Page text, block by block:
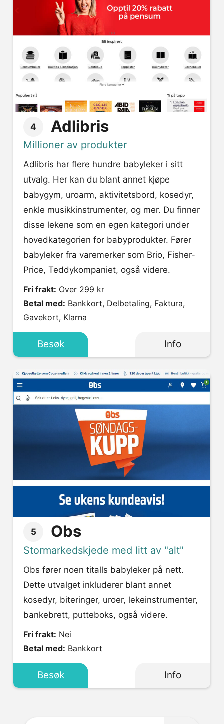
4 Adlibris
Millioner av produkter
Adlibris har flere hundre babyleker i sitt
utvalg. Her kan du blant annet kjøpe
babygym, uroarm, aktivitetsbord, kosedyr,
enkle musikkinstrumenter, og mer. Du finner
disse lekene som en egen kategori under
hovedkategorien for babyprodukter. Fører
babyleker fra varemerker som Brio, Fisher-
Price, Teddykompaniet, også videre.
Fri frakt: Over 299 kr
Betal med:
Gavekort, Klarna
Besøk Info
5 Obs
Stormarkedskjede med litt av "alt"
Obs fører noen titalls babyleker på nett.
Dette utvalget inkluderer blant annet
kosedyr, biteringer, uroer, lekeinstrumenter,
bankebrett, putteboks, også videre.
Fri frakt: Nei
Betal med: Bankkort
Besøk Info